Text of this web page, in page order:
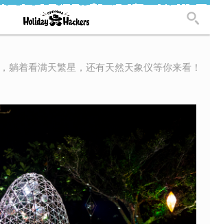
躺着看满天繁星，还有天然天象仪等你来看！